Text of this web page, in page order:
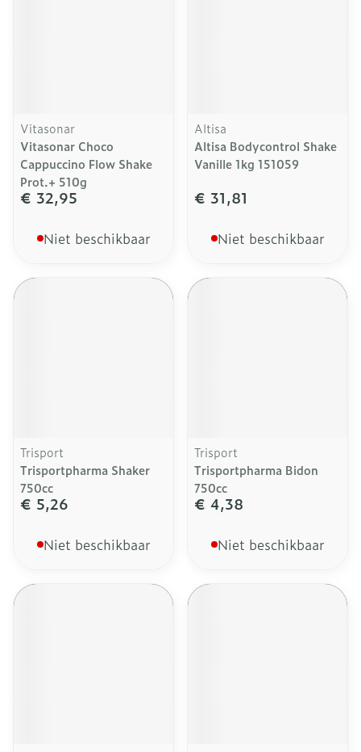
Vitasonar
Vitasonar Choco
Cappuccino Flow Shake
Prot.+ 510g
€ 32,95
Niet beschikbaar
Altisa
Altisa Bodycontrol Shake
Vanille 1kg 151059
€ 31,81
Niet beschikbaar
Trisport
Trisportpharma Shaker
750cc
€ 5,26
Niet beschikbaar
Trisport
Trisportpharma Bidon
750cc
€ 4,38
Niet beschikbaar